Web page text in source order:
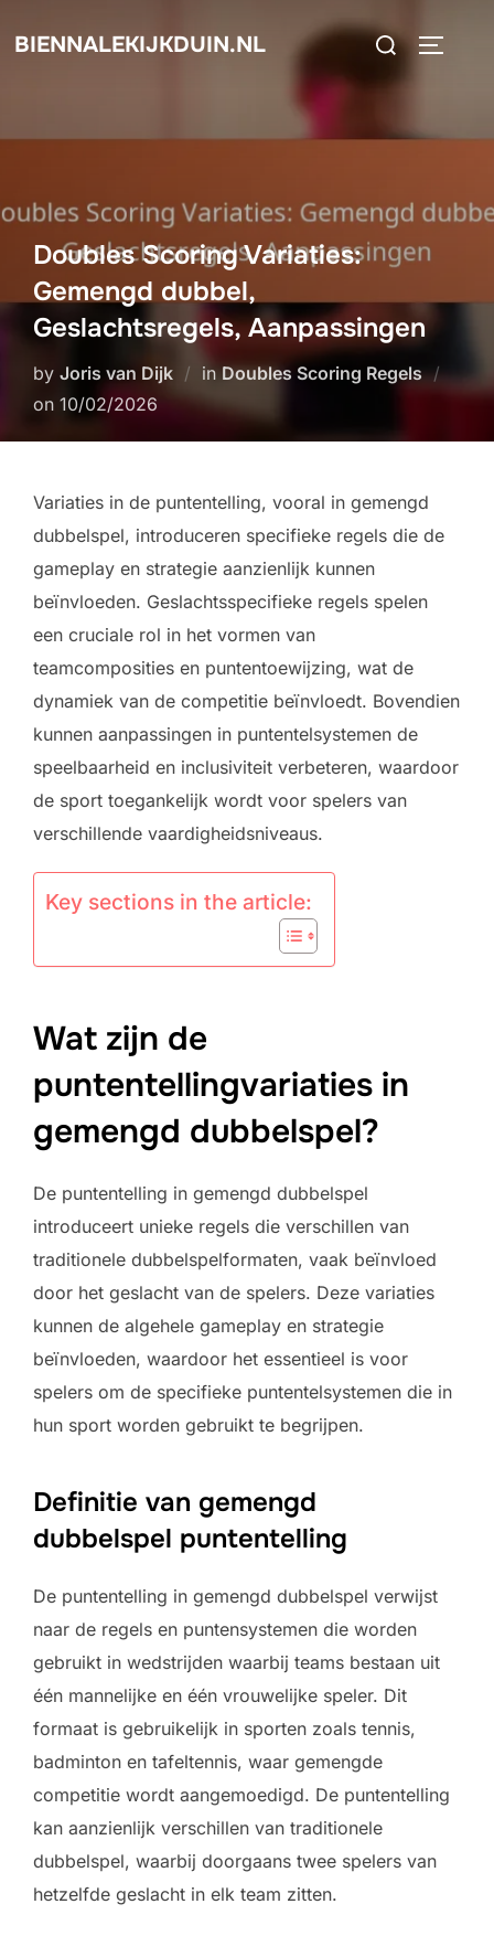
BIENNALEKIJKDUIN.NL
Search
Doubles Scoring Variaties:
Gemengd dubbel,
Geslachtsregels, Aanpassingen
by Joris van Dijk inDoubles Scoring Regels
on Posted
10/02/2026
Variaties in de puntentelling, vooral in gemengd
dubbelspel, introduceren specifieke regels die de
gameplay en strategie aanzienlijk kunnen
beïnvloeden. Geslachtsspecifieke regels spelen
een cruciale rol in het vormen van
teamcomposities en puntentoewijzing, wat de
dynamiek van de competitie beïnvloedt. Bovendien
kunnen aanpassingen in puntentelsystemen de
speelbaarheid en inclusiviteit verbeteren, waardoor
de sport toegankelijk wordt voor spelers van
verschillende vaardigheidsniveaus.
Key sections in the article:
Wat zijn de
puntentellingvariaties in
gemengd dubbelspel?
De puntentelling in gemengd dubbelspel
introduceert unieke regels die verschillen van
traditionele dubbelspelformaten, vaak beïnvloed
door het geslacht van de spelers. Deze variaties
kunnen de algehele gameplay en strategie
beïnvloeden, waardoor het essentieel is voor
spelers om de specifieke puntentelsystemen die in
hun sport worden gebruikt te begrijpen.
Definitie van gemengd
dubbelspel puntentelling
De puntentelling in gemengd dubbelspel verwijst
naar de regels en puntensystemen die worden
gebruikt in wedstrijden waarbij teams bestaan uit
één mannelijke en één vrouwelijke speler. Dit
formaat is gebruikelijk in sporten zoals tennis,
badminton en tafeltennis, waar gemengde
competitie wordt aangemoedigd. De puntentelling
kan aanzienlijk verschillen van traditionele
dubbelspel, waarbij doorgaans twee spelers van
hetzelfde geslacht in elk team zitten.